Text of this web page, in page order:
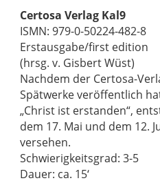
Certosa Verlag Kal9
ISMN: 979-0-50224-482-8
Erstausgabe/first edition
(hrsg. v. Gisbert Wüst)
Nachdem der Certosa-
Spätwerke veröffentlich
„Christ ist erstanden“,
dem 17. Mai und dem 12.
versehen.
Schwierigkeitsgrad: 3-5
Dauer: ca. 15‘